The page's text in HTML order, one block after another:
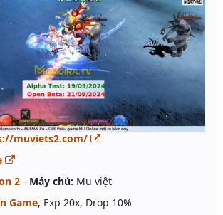
muviets2.com/
2 - Máy chủ: Mu việt
Game, Exp 20x, Drop 10%